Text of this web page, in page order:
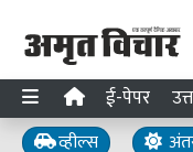
ई-पेपर
व्हील्स